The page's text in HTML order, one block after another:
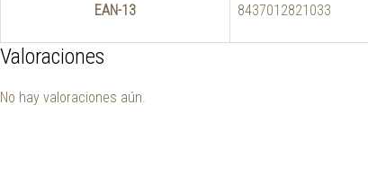
EAN-13 8437012821033
Valoraciones
No hay valoraciones aún.